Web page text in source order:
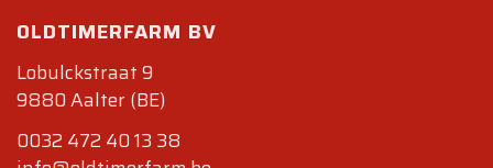
OLDTIMERFARM BV
Lobulckstraat 9
9880 Aalter (BE)
0032 472 40 13 38